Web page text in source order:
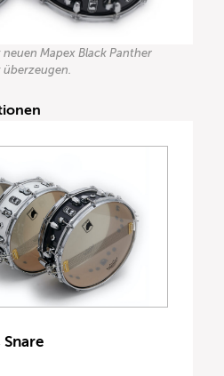
Mapex Black Panther